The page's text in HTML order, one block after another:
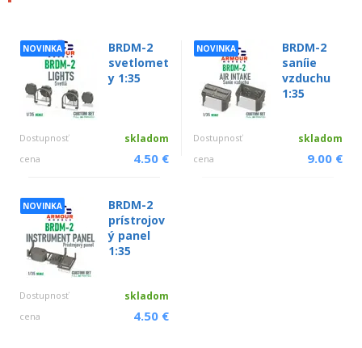
NOVINKA
BRDM-2
svetlomet
y 1:35
Dostupnosť skladom
cena 4.50 €
NOVINKA
BRDM-2
saníie
vzduchu
1:35
Dostupnosť skladom
cena 9.00 €
NOVINKA
BRDM-2
prístrojov
ý panel
1:35
Dostupnosť skladom
cena 4.50 €